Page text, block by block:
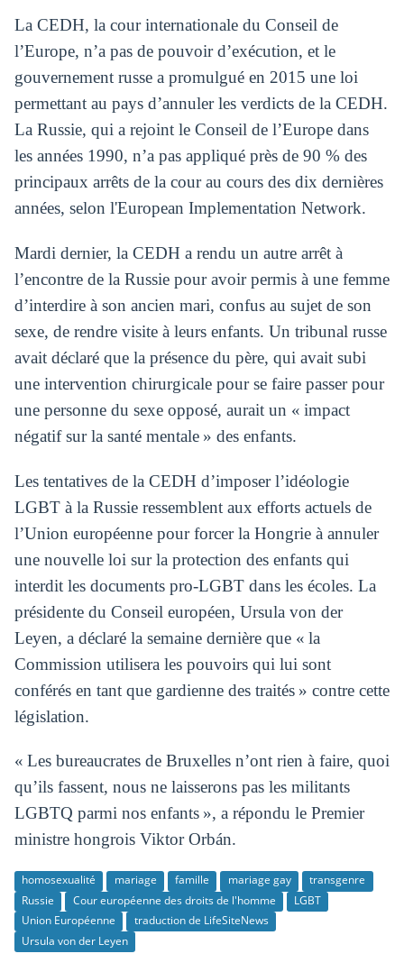
La CEDH, la cour internationale du Conseil de
l’Europe, n’a pas de pouvoir d’exécution, et le
gouvernement russe a promulgué en 2015 une loi
permettant au pays d’annuler les verdicts de la CEDH.
La Russie, qui a rejoint le Conseil de l’Europe dans
les années 1990, n’a pas appliqué près de 90 % des
principaux arrêts de la cour au cours des dix dernières
années, selon l'European Implementation Network.
Mardi dernier, la CEDH a rendu un autre arrêt à
l’encontre de la Russie pour avoir permis à une femme
d’interdire à son ancien mari, confus au sujet de son
sexe, de rendre visite à leurs enfants. Un tribunal russe
avait déclaré que la présence du père, qui avait subi
une intervention chirurgicale pour se faire passer pour
une personne du sexe opposé, aurait un « impact
négatif sur la santé mentale » des enfants.
Les tentatives de la CEDH d’imposer l’idéologie
LGBT à la Russie ressemblent aux efforts actuels de
l’Union européenne pour forcer la Hongrie à annuler
une nouvelle loi sur la protection des enfants qui
interdit les documents pro-LGBT dans les écoles. La
présidente du Conseil européen, Ursula von der
Leyen, a déclaré la semaine dernière que « la
Commission utilisera les pouvoirs qui lui sont
conférés en tant que gardienne des traités » contre cette
législation.
« Les bureaucrates de Bruxelles n’ont rien à faire, quoi
qu’ils fassent, nous ne laisserons pas les militants
LGBTQ parmi nos enfants », a répondu le Premier
ministre hongrois Viktor Orbán.
homosexualité mariage famille mariage gay
transgenre
Russie
Cour européenne des droits de l'homme
LGBT
Union Européenne
traduction de LifeSiteNews
Ursula von der Leyen